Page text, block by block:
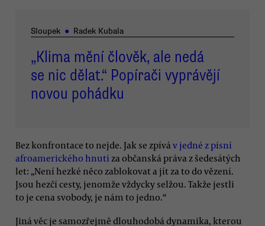
Sloupek ● Radek Kubala
„Klima mění člověk, ale nedá
se nic dělat.“ Popírači vyprávějí
novou pohádku
Bez konfrontace to nejde. Jak se zpívá v jedné z písní
afroamerického hnutí za občanská práva z šedesátých
let: „Není hezké něco zablokovat a jít za to do vězení.
Jsou hezčí cesty, jenomže vždycky selžou. Takže jestli
to je cena svobody, je nám to jedno.“
Jiná věc je samozřejmě dlouhodobá dynamika, kterou